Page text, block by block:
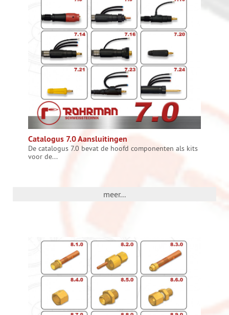
Catalogus 7.0 Aansluitingen
De catalogus 7.0 bevat de hoofd componenten als kits
voor de...
meer...